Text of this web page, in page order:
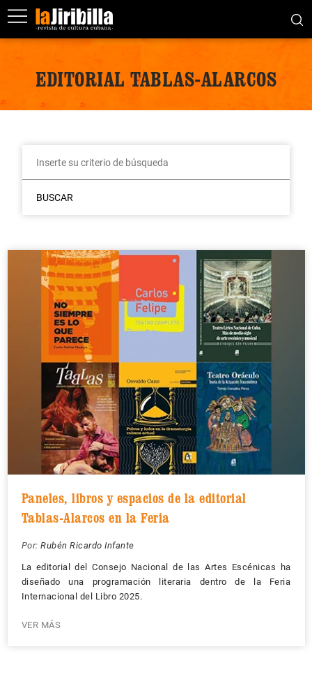
EDITORIAL TABLAS-ALARCOS
BUSCAR
Paneles, libros y espacios de la editorial
Tablas-Alarcos en la Feria
Por: Rubén Ricardo Infante
La editorial del Consejo Nacional de las Artes Escénicas ha
diseñado una programación literaria dentro de la Feria
Internacional del Libro 2025.
VER MÁS